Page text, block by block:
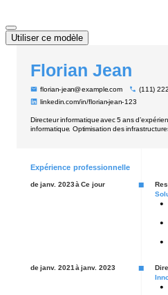
Utiliser ce modèle